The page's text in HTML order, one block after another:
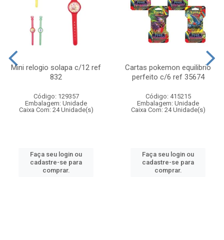
Mini relogio solapa c/12 ref
832
Código: 129357
Embalagem: Unidade
Caixa Com: 24 Unidade(s)
Faça seu login ou
cadastre-se para
comprar.
Cartas pokemon equilibrio
perfeito c/6 ref 35674
Código: 415215
Embalagem: Unidade
Caixa Com: 24 Unidade(s)
Faça seu login ou
cadastre-se para
comprar.